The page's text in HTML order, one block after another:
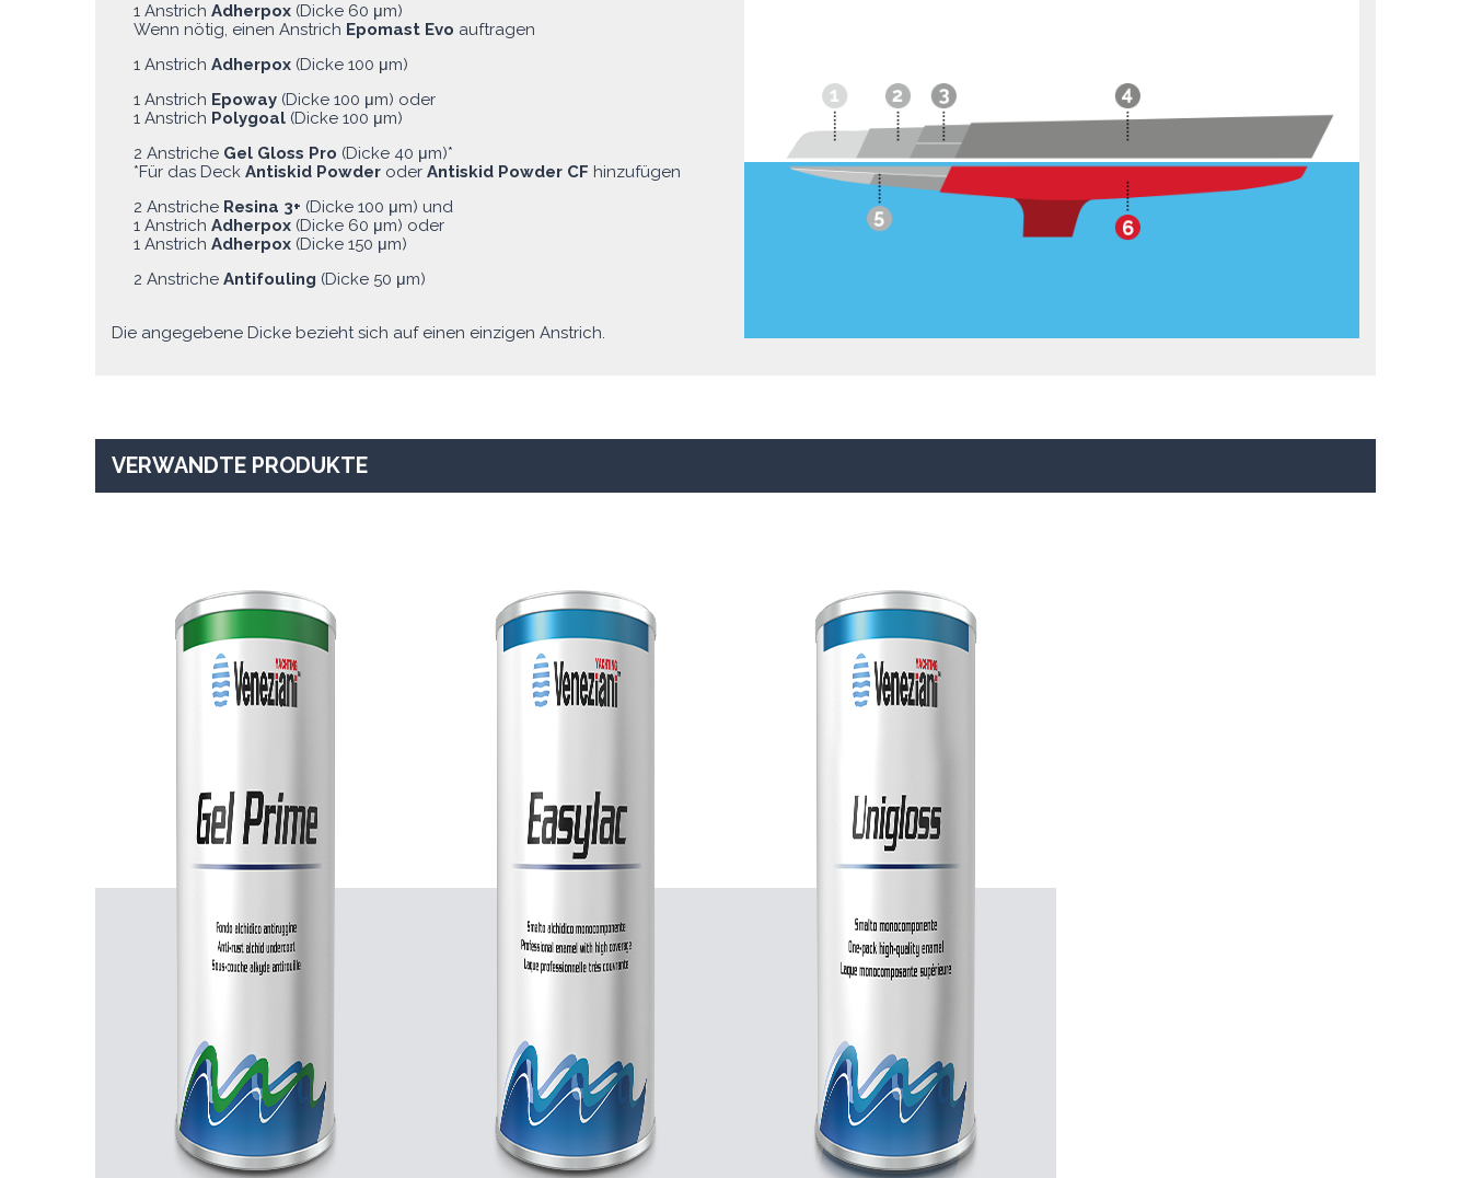
1 Anstrich Adherpox (Dicke 60 μm)
Wenn nötig, einen Anstrich Epomast Evo auftragen
1 Anstrich Adherpox (Dicke 100 μm)
1 Anstrich Epoway (Dicke 100 μm) oder
1 Anstrich Polygoal (Dicke 100 μm)
2 Anstriche Gel Gloss Pro (Dicke 40 μm)*
*Für das Deck Antiskid Powder oder Antiskid Powder CF hinzufügen
2 Anstriche Resina 3+ (Dicke 100 μm) und
1 Anstrich Adherpox (Dicke 60 μm) oder
1 Anstrich Adherpox (Dicke 150 μm)
2 Anstriche Antifouling (Dicke 50 μm)
Die angegebene Dicke bezieht sich auf einen einzigen Anstrich.
VERWANDTE PRODUKTE